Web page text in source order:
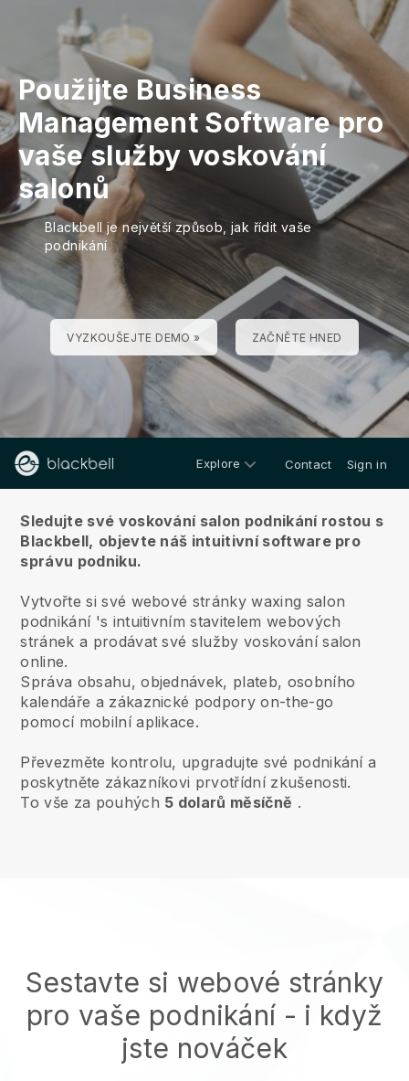
Použijte Business
Management Software pro
vaše služby voskování
salonů
Blackbell je největší způsob, jak řídit vaše
podnikání
VYZKOUŠEJTE DEMO » ZAČNĚTE HNED
Explore Contact Sign in
Sledujte své voskování salon podnikání rostou s
Blackbell, objevte náš intuitivní software pro
správu podniku.
Vytvořte si své webové stránky waxing salon
podnikání 's intuitivním stavitelem webových
stránek a prodávat své služby voskování salon
online.
Správa obsahu, objednávek, plateb, osobního
kalendáře a zákaznické podpory on-the-go
pomocí mobilní aplikace.
Převezměte kontrolu, upgradujte své podnikání a
poskytněte zákazníkovi prvotřídní zkušenosti.
To vše za pouhých 5 dolarů měsíčně .
Sestavte si webové stránky
pro vaše podnikání - i když
jste nováček